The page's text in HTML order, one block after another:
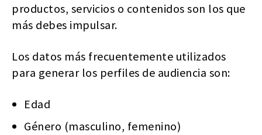
productos, servicios o contenidos son los que
más debes impulsar.
Los datos más frecuentemente utilizados
para generar los perfiles de audiencia son:
Edad
Género (masculino, femenino)